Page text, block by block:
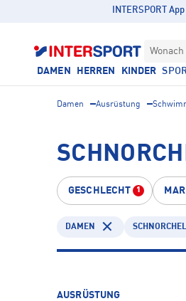
INTERSPORT
DAMEN HERREN KINDER
Damen Ausrüstung
GESCHLECHT 1
DAMEN
AUSRÜSTUNG